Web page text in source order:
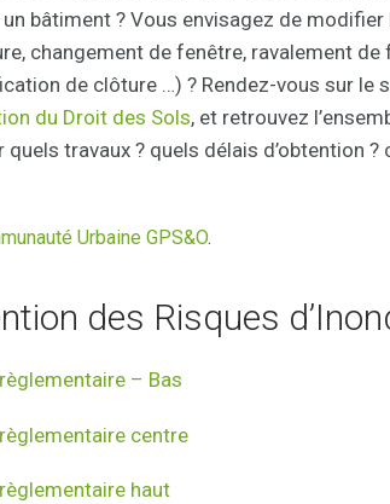
bâtiment ? Vous envisagez de
changement de fenêtre, ravalement de
de clôture …) ? Rendez-vous sur le
du Droit des Sols, et retrouvez
travaux ? quels délais d’obtention
Urbaine GPS&O.
des Risques
– Bas
centre
haut